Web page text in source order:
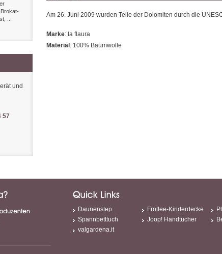
Am 26. Juni 2009 wurden Teile der Dolomiten durch die
Marke: la flaura
Material : 100% Baumwolle
...
und
57
Daunenstep Frottee-Kinderdecke
Spannbetttuch
Joop! Handtücher
valgardena.it